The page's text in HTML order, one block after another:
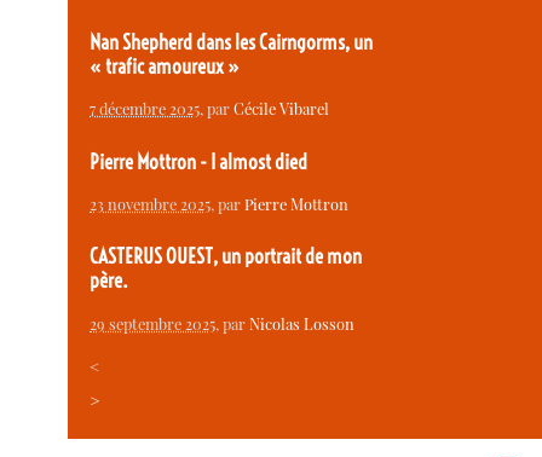
Nan Shepherd dans les Cairngorms, un
« trafic amoureux »
7 décembre 2025, parCécile Vibarel
Pierre Mottron - I almost died
23 novembre 2025, parPierre Mottron
CASTERUS OUEST, un portrait de mon
père.
29 septembre 2025, parNicolas Losson
<
>